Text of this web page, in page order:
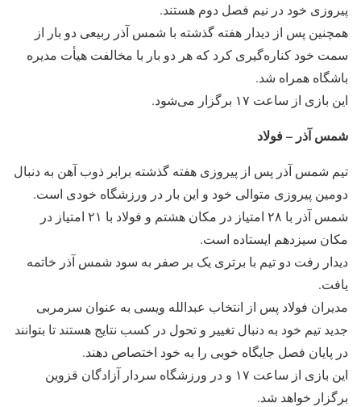
پیروزی خود در نیم فصل دوم هستند.
همچنین پس از دیدار هفته گذشته با شمس آذر ربیعی دو بار از
سمت خود کناره‌گیری کرد که هر دو بار با مخالفت هیأت مدیره
باشگاه همراه شد.
این بازی از ساعت ۱۷ برگزار می‌شود.
شمس آذر – فولاد
تیم شمس آذر پس از پیروزی هفته گذشته برابر ذوب آهن به دنبال
دومین پیروزی متوالی خود و این بار در ورزشگاه خودی است.
شمس آذر با ۲۸ امتیاز در مکان هشتم و فولاد با ۲۱ امتیاز در
مکان سیزدهم ایستاده است.
دیدار رفت دو تیم با برتری یک بر صفر به سود شمس آذر خاتمه
یافت.
مدیران فولاد پس از انتخاب عبدالله ویسی به عنوان سرمربی
جدید تیم خود به دنبال تغییر و تحول در کسب نتایج هستند تا بتوانند
در پایان فصل جایگاه خوبی را به خود اختصاص دهند.
این بازی از ساعت ۱۷ و در ورزشگاه سردار آزادگان قزوین
برگزار خواهد شد.